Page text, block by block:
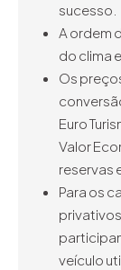
sucesso.
A ordem
do clima
Os
Euro
Valor
reservas
Para os
veículo